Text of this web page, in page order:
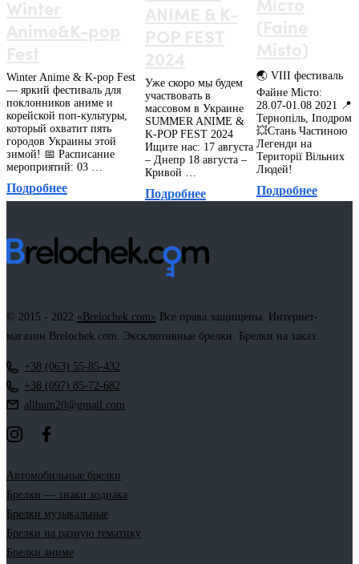
Winter Anime & K-pop Fest
— яркий фестиваль для
поклонников аниме и
корейской поп-культуры,
который охватит пять
городов Украины этой
зимой! 📅 Расписание
мероприятий: 03 …
Подробнее
Уже скоро мы будем
участвовать в
массовом в Украине
SUMMER ANIME &
K-POP FEST 2024
Ищите нас: 17 августа
– Днепр 18 августа –
Кривой …
Подробнее
🌏 VIII фестиваль
Файне Місто:
28.07-01.08 2021 📍
Тернопіль, Іподром
💥Стань Частиною
Легенди на
Території Вільних
Людей!
Подробнее
© 2015 - 2022 «Brelochek.com» Все права защищены. Интернет-
магазин Brelochek.com. Эксклюзивные брелки. Брелки на заказ.
+38 (063) 55-85-432
+38 (097) 85-72-682
allbum20@gmail.com
Автомобильные брелки
Брелки — знаки зодиака
Брелки музыкальные
Брелки на разную тематику
Брелки аниме